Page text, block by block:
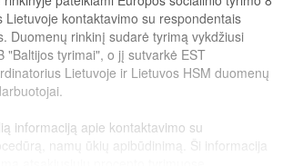
Lietuvoje kontaktavimo su respondentais
Duomenų rinkinį sudarė tyrimą vykdžiusi
"Baltijos tyrimai", o jį sutvarkė EST
Lietuvoje ir Lietuvos HSM duomenų
informaciją apie kontaktavimo su
namų ūkių apibūdinimą. Ši informacija